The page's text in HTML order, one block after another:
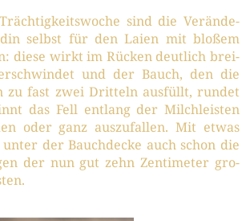
sind die Ver­än­de­
selbst für den Lai­en mit blo­ßem
die­se wirkt im Rücken deut­lich brei­
und der Bauch, den die
zu fast zwei Drit­teln aus­füllt, run­det
das Fell ent­lang der Milch­leis­ten
oder ganz aus­zu­fal­len. Mit etwas
unter der Bauch­de­cke auch schon die
der nun gut zehn Zen­ti­me­ter gro­